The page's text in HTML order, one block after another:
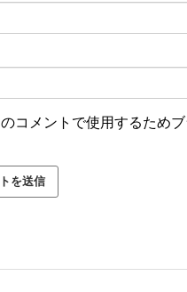
コメントで使用するため